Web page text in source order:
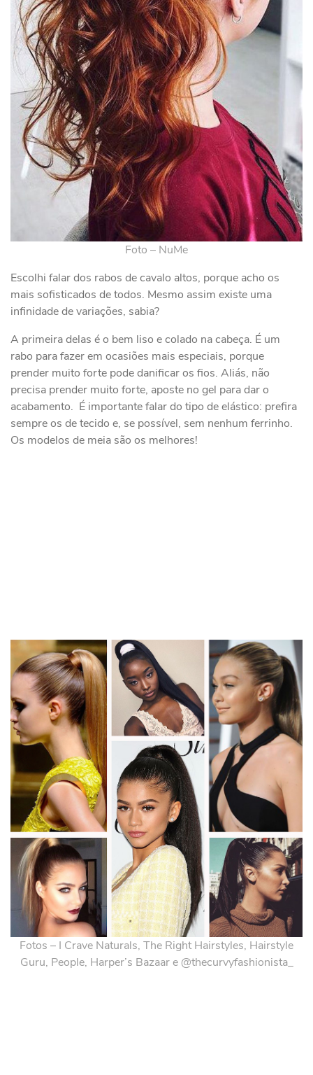
Foto – NuMe
Escolhi falar dos rabos de cavalo altos, porque acho os
mais sofisticados de todos. Mesmo assim existe uma
infinidade de variações, sabia?
A primeira delas é o bem liso e colado na cabeça. É um
rabo para fazer em ocasiões mais especiais, porque
prender muito forte pode danificar os fios. Aliás, não
precisa prender muito forte, aposte no gel para dar o
acabamento. É importante falar do tipo de elástico: prefira
sempre os de tecido e, se possível, sem nenhum ferrinho.
Os modelos de meia são os melhores!
Fotos – I Crave Naturals, The Right Hairstyles, Hairstyle
Guru, People, Harper’s Bazaar e @thecurvyfashionista_